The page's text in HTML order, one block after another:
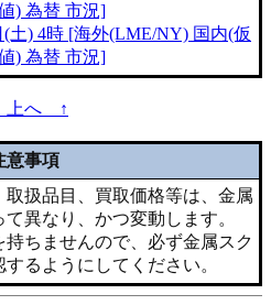
) 為替 市況]
土) 4時 [海外(LME/NY) 国内(仮
) 為替 市況]
へ ↑
意事項
扱品目、買取価格等は、金属
異なり、かつ変動します。
ちませんので、必ず金属スク
るようにしてください。